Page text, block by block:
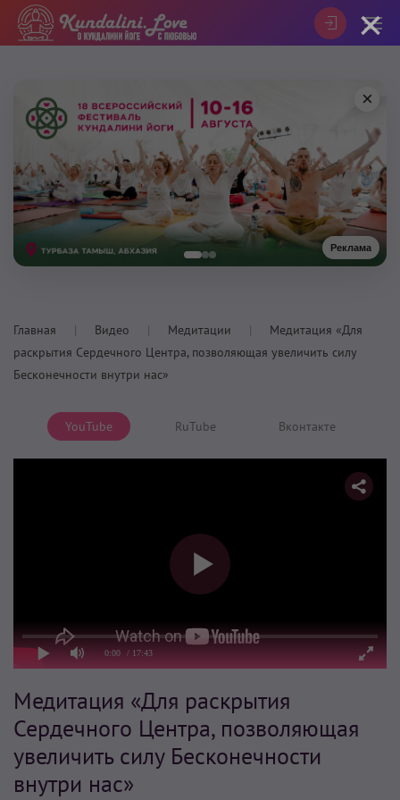
Реклама
×
Главная Видео Медитации
Медитация «Для
раскрытия Сердечного Центра, позволяющая увеличить силу
Бесконечности внутри нас»
YouTube RuTube Вконтакте
0:00 / 17:43
Медитация «Для раскрытия
Сердечного Центра, позволяющая
увеличить силу Бесконечности
внутри нас»
×